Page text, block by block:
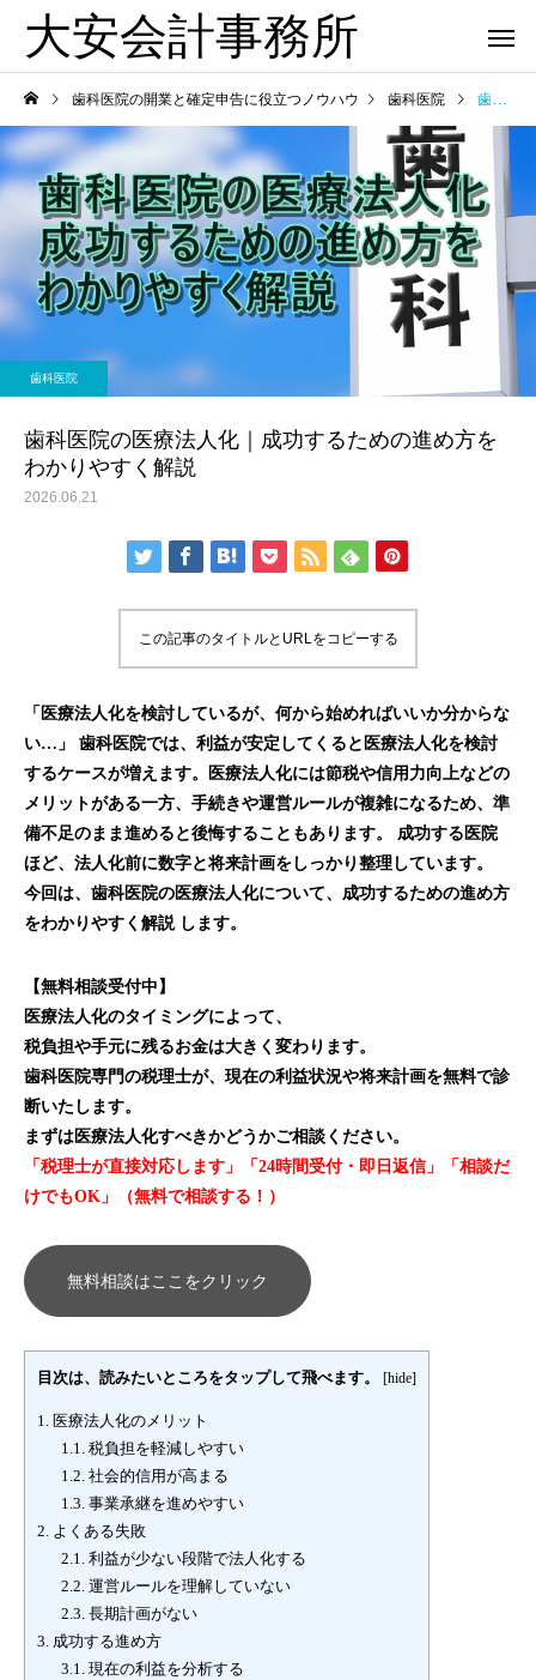
大安会計事務所
歯科医院
歯科医院の決算相談｜税理
士へ依頼するタイミング を
やさしく解説
歯科医院
しない契約方法 をわか
すく解説
歯科医院の開業と確定申告に役立つノウハウ 歯科医院 歯科医院の医療法人化｜成功するための進め方をわかりやすく解説
歯科医院
歯科医院の医療法人化｜成功するための進め方を
わかりやすく解説
2026.06.21
この記事のタイトルとURLをコピーする
「医療法人化を検討しているが、何から始めればいいか分からな
い…」 歯科医院では、利益が安定してくると医療法人化を検討
するケースが増えます。医療法人化には節税や信用力向上などの
メリットがある一方、手続きや運営ルールが複雑になるため、準
備不足のまま進めると後悔することもあります。 成功する医院
ほど、法人化前に数字と将来計画をしっかり整理しています。
今回は、歯科医院の医療法人化について、成功するための進め方
をわかりやすく解説 します。
【無料相談受付中】
医療法人化のタイミングによって、
税負担や手元に残るお金は大きく変わります。
歯科医院専門の税理士が、現在の利益状況や将来計画を無料で診
断いたします。
まずは医療法人化すべきかどうかご相談ください。
「税理士が直接対応します」「24時間受付・即日返信」「相談だ
けでもOK」（無料で相談する！）
無料相談はここをクリック
目次は、読みたいところをタップして飛べます。 [hide]
1. 医療法人化のメリット
1.1.税負担を軽減しやすい
1.2.社会的信用が高まる
1.3.事業承継を進めやすい
2. よくある失敗
2.1.利益が少ない段階で法人化する
2.2.運営ルールを理解していない
2.3.長期計画がない
3. 成功する進め方
3.1.現在の利益を分析する